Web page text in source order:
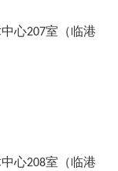
心207室（临港
心208室（临港